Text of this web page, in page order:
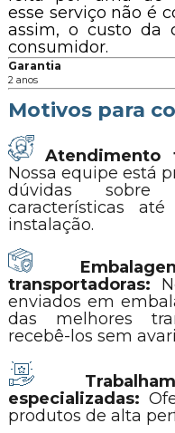
esse serviço não é
assim, o custo da
consumidor.
Garantia
2 anos
Motivos para
Atendimento
Nossa equipe está
dúvidas
características
instalação.
transportadoras:
enviados em
das melhores
recebê-los sem
especializadas:
produtos de alta